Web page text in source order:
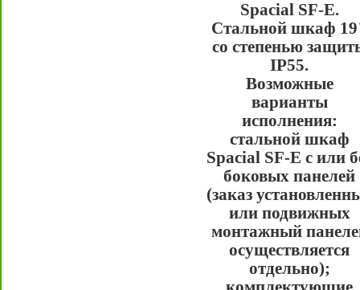
Spacial SF-E.
Стальной шкаф
со степенью
IP55.
Возможные
варианты
исполнения:
стальной шкаф
Spacial SF-E с или
боковых панелей
(заказ
или подвижных
монтажный
осуществляется
отдельно);